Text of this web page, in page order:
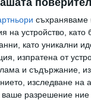
устройство, като
като уникални
изпратена от
и съдържание,
изследване на
разрешение ние
обаче
обяви, че Куба
поради
необходимо
заради ембаргото